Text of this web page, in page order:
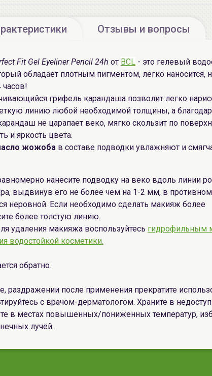
Отзывы и вопросы
Fit Gel Eyeliner Pencil 24h от BCL - это гелевый
обладает плотным пигментом, легко наносится,
часов!
грифель карандаша позволит легко
линию любой необходимой толщины, а
не царапает веко, мягко скользит по
и яркость цвета.
жожоба в составе подводки увлажняют и
нанесите подводку на веко вдоль линии
выдвинув его не более чем на 1-2 мм, в противном
неровной. Если необходимо сделать макияж более
более толстую линию.
удаления макияжа воспользуйтесь гидрофильным
водостойкой косметики.
обратно.
раздражении после применения прекратите
с врачом-дерматологом. Храните в
в местах повышенных/пониженных температур,
лучей.